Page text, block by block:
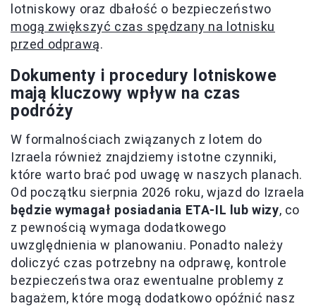
lotniskowy oraz dbałość o bezpieczeństwo
mogą zwiększyć czas spędzany na lotnisku
przed odprawą.
Dokumenty i procedury lotniskowe
mają kluczowy wpływ na czas
podróży
W formalnościach związanych z lotem do
Izraela również znajdziemy istotne czynniki,
które warto brać pod uwagę w naszych planach.
Od początku sierpnia 2026 roku, wjazd do Izraela
będzie wymagał posiadania ETA-IL lub wizy, co
z pewnością wymaga dodatkowego
uwzględnienia w planowaniu. Ponadto należy
doliczyć czas potrzebny na odprawę, kontrole
bezpieczeństwa oraz ewentualne problemy z
bagażem, które mogą dodatkowo opóźnić nasz